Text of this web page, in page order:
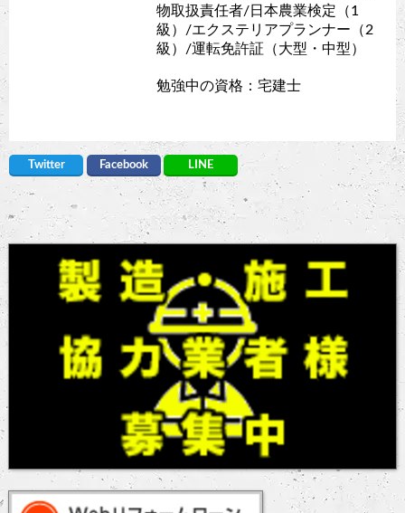
物取扱責任者/日本農業検定（1
級）/エクステリアプランナー（2
級）/運転免許証（大型・中型）
勉強中の資格：宅建士
Twitter Facebook LINE